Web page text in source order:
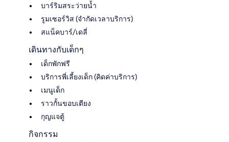
บาร์ริมสระว่ายน้ำ
รูมเซอร์วิส (จำกัดเวลาบริการ)
สแน็คบาร์/เดลี่
เดินทางกับเด็กๆ
เด็กพักฟรี
บริการพี่เลี้ยงเด็ก (คิดค่าบริการ)
เมนูเด็ก
ราวกั้นขอบเตียง
กุญแจตู้
กิจกรรม